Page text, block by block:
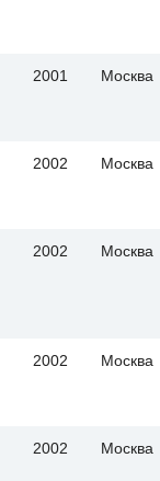
2001 Москва
2002 Москва
2002 Москва
2002 Москва
2002 Москва